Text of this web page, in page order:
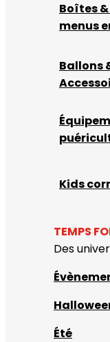
Boîtes
menus
Ballons
Kids
TEMPS
Des
Été